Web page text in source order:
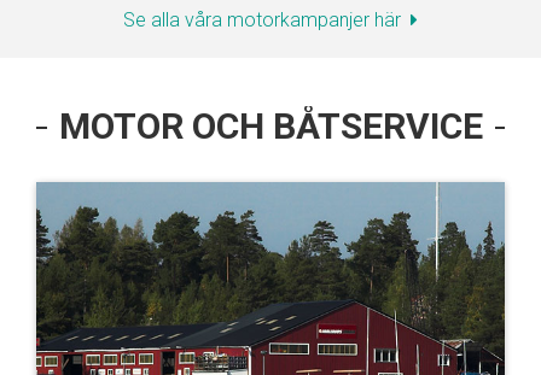
Se alla våra motorkampanjer här
MOTOR OCH BÅTSERVICE